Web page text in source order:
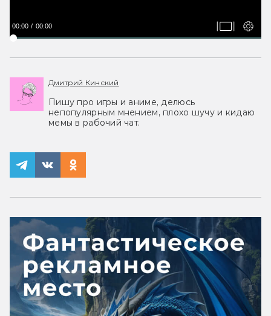
00:00 00:00
Дмитрий Кинский
Пишу про игры и аниме, делюсь
непопулярным мнением, плохо шучу и кидаю
мемы в рабочий чат.